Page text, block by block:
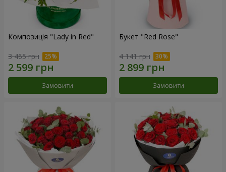
Композиція "Lady in Red"
3 465 грн
Замовити
Букет "Red Rose"
4 141 грн
Замовити